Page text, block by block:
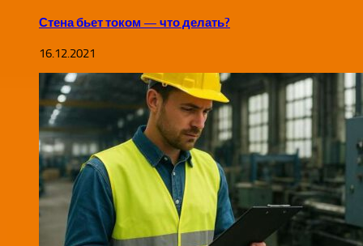
Стена бьет током — что делать?
16.12.2021